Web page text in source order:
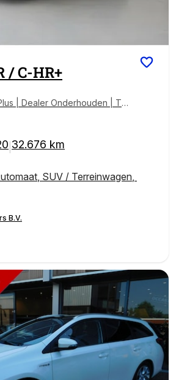
/ C-HR+
| Dealer Onderhouden | Toy
32.676 km
, SUV / Terreinwagen,
B.V.